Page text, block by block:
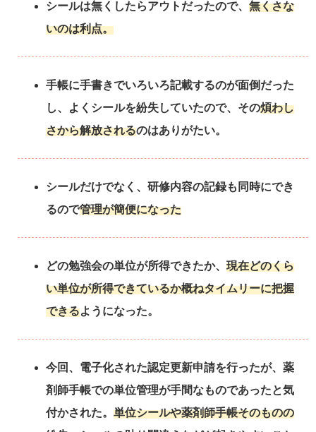
シールは無くしたらアウトだったので、 無くさな
いのは利点。
手帳に手書きでいろいろ記載するのが面倒だった
し、よくシールを紛失していたので、その煩わし
さから解放されるのはありがたい。
シールだけでなく、研修内容の記録も同時にでき
るので管理が簡便になった
どの勉強会の単位が所得できたか、 現在どのくら
い単位が所得できているか概ねタイムリーに把握
できるようになった。
今回、電子化された認定更新申請を行ったが、薬
剤師手帳での単位管理が手間なものであったと気
付かされた。 単位シールや薬剤師手帳そのものの